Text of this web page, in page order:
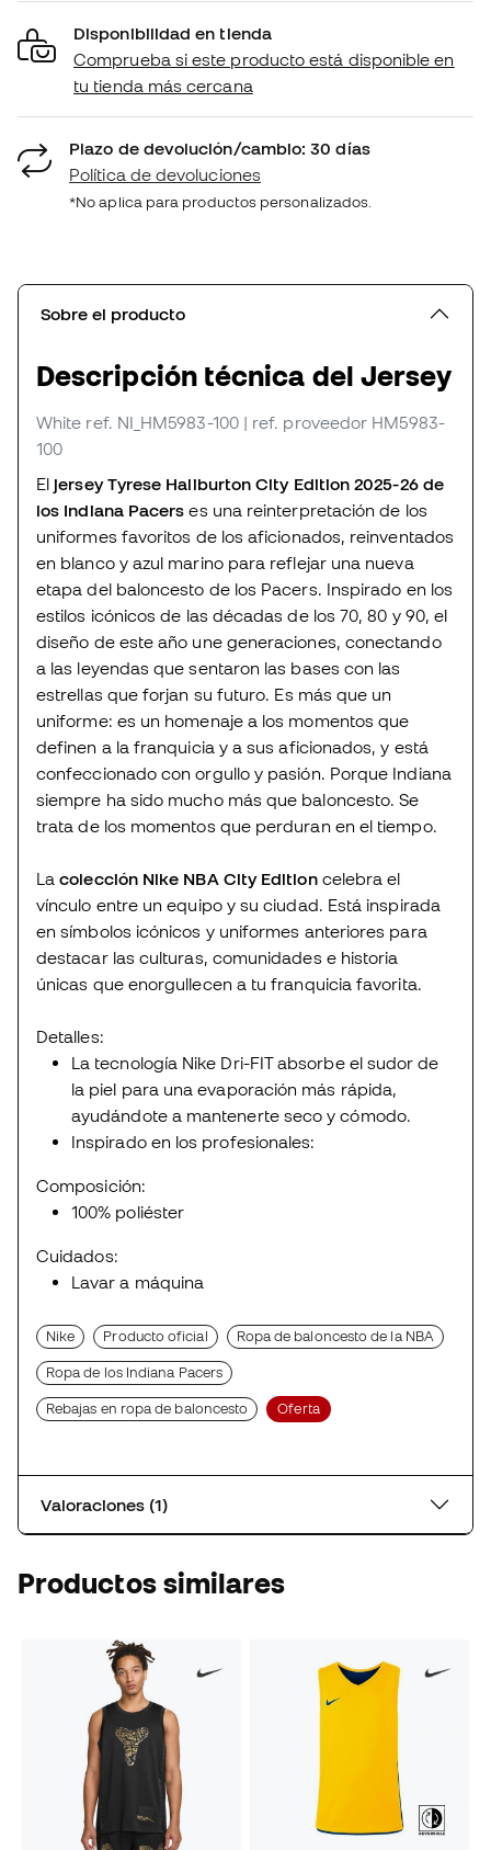
Disponibilidad en tienda
Comprueba si este producto está disponible en
tu tienda más cercana
Plazo de devolución/cambio: 30 días
Política de devoluciones
*No aplica para productos personalizados.
Sobre el producto
Descripción técnica del Jersey
White ref. NI_HM5983-100 | ref. proveedor HM5983-
100
Eljersey Tyrese Haliburton City Edition 2025-26 de
los Indiana Pacerses una reinterpretación de los
uniformes favoritos de los aficionados, reinventados
en blanco y azul marino para reflejar una nueva
etapa del baloncesto de los Pacers. Inspirado en los
estilos icónicos de las décadas de los 70, 80 y 90, el
diseño de este año une generaciones, conectando
a las leyendas que sentaron las bases con las
estrellas que forjan su futuro. Es más que un
uniforme: es un homenaje a los momentos que
definen a la franquicia y a sus aficionados, y está
confeccionado con orgullo y pasión. Porque Indiana
siempre ha sido mucho más que baloncesto. Se
trata de los momentos que perduran en el tiempo.
Lacolección Nike NBA City Edition celebra el
vínculo entre un equipo y su ciudad. Está inspirada
en símbolos icónicos y uniformes anteriores para
destacar las culturas, comunidades e historia
únicas que enorgullecen a tu franquicia favorita.
Detalles:
La tecnología Nike Dri-FIT absorbe el sudor de
la piel para una evaporación más rápida,
ayudándote a mantenerte seco y cómodo.
Inspirado en los profesionales:
Composición:
100% poliéster
Cuidados:
Lavar a máquina
Nike Producto oficial Ropa de baloncesto de la NBA
Ropa de los Indiana Pacers
Rebajas en ropa de baloncesto Oferta
Valoraciones (1)
Productos similares